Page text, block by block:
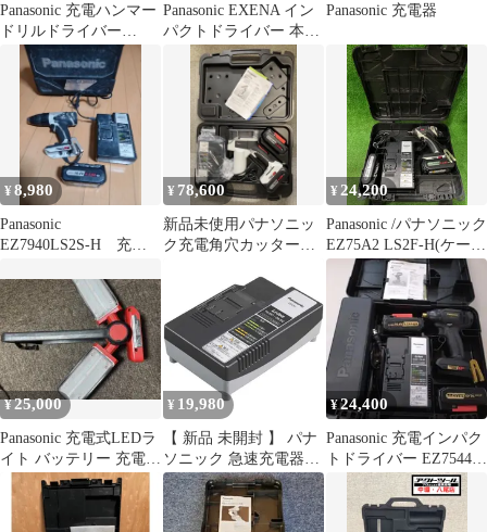
Panasonic 充電ハンマー
ドリルドライバー
EZ7840 セット
Panasonic EXENA イン
パクトドライバー 本体
セット
Panasonic 充電器
¥8,980
Panasonic
EZ7940LS2S-H 充
ドライバー
¥ 78,600
新品未使用パナソニッ
ク充電角穴カッター
¥ 24,200
Panasonic /パナソニック
EZ75A2 LS2F-H(ケース
記載) 充電式インパク
トレンチ 本体/バッテリ
EZ9L41・14.4V3.1Ah、
EZ9L4514.4V4.2Ah /充
電器EZ0L81 ※現状
品・14.4V・
4.2Ah（ト-67)
¥25,000
Panasonic 充電式LEDラ
イト バッテリー 充電器
セット
¥ 19,980
【 新品 未開封 】 パナ
ソニック 急速充電器
（スライド式リチウム
イオン電池専用）
EZ0L81 未使用 送料無
¥24,400
Panasonic 充電インパク
トドライバー EZ7544
バッテリー2個